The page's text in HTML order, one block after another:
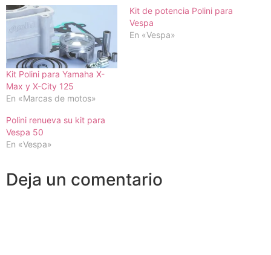
Kit Polini para Yamaha X-
Max y X-City 125
En «Marcas de motos»
Kit de potencia Polini para
Vespa
En «Vespa»
Polini renueva su kit para
Vespa 50
En «Vespa»
Deja un comentario